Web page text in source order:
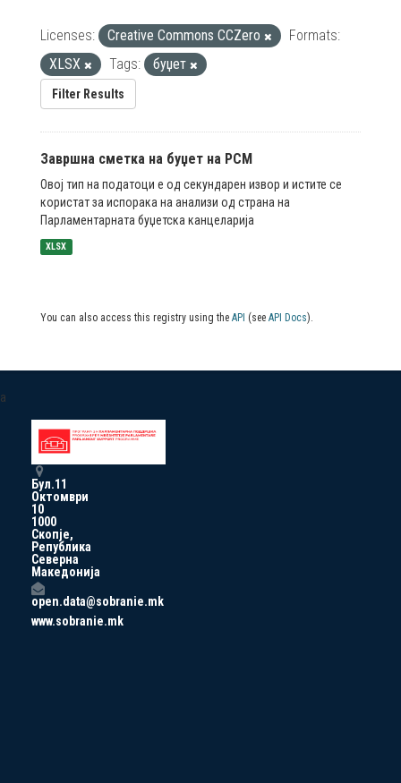
Licenses: Creative Commons CCZero
Formats:
XLSX
Tags: буџет
Filter Results
Завршна сметка на буџет на РСМ
Овој тип на податоци е од секундарен извор и истите се
користат за испорака на анализи од страна на
Парламентарната буџетска канцеларија
XLSX
You can also access this registry using the API (see API Docs).
a
Бул.11
Октомври
10
1000
Скопје,
Република
Северна
Македонија
open.data@sobranie.mk
www.sobranie.mk